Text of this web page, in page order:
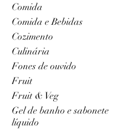
Comida
Comida e Bebidas
Cozimento
Culinária
Fones de ouvido
Fruit
Fruit & Veg
Gel de banho e sabonete
líquido